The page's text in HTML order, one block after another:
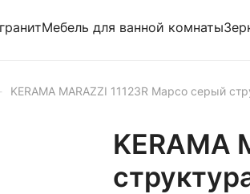
Мебель для ванной комнаты
KERAMA MARAZZI 11123R Марсо серый
KERAMA